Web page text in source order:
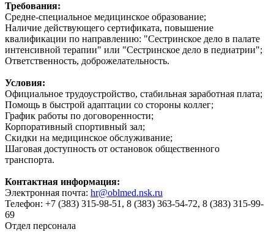
Требования:
Средне-специальное медицинское образование;
Наличие действующего сертификата, повышение
квалификации по направлению: "Сестринское дело в палате
интенсивной терапии" или "Сестринское дело в педиатрии";
Ответственность, доброжелательность.
Условия:
Официальное трудоустройство, стабильная заработная плата;
Помощь в быстрой адаптации со стороны коллег;
График работы по договоренности;
Корпоративный спортивный зал;
Скидки на медицинское обслуживание;
Шаговая доступность от остановок общественного
транспорта.
Контактная информация:
Электронная почта: hr@oblmed.nsk.ru
Телефон: +7 (383) 315-98-51, 8 (383) 363-54-72, 8 (383) 315-99-
69
Отдел персонала